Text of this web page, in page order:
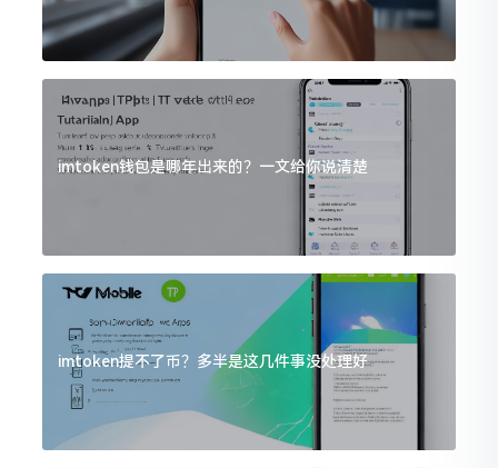
imtoken钱包是哪年出来的？一文给你说清楚
imtoken提不了币？多半是这几件事没处理好